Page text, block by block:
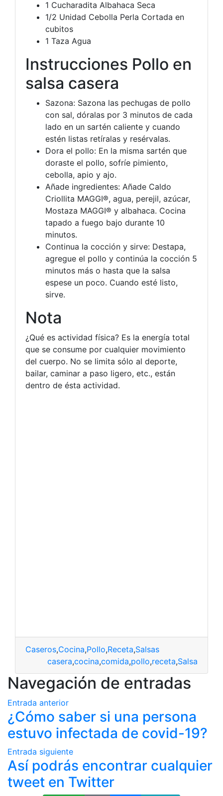
1 Cucharadita Albahaca Seca
1/2 Unidad Cebolla Perla Cortada en
cubitos
1 Taza Agua
Instrucciones Pollo en
salsa casera
Sazona: Sazona las pechugas de pollo
con sal, dóralas por 3 minutos de cada
lado en un sartén caliente y cuando
estén listas retíralas y resérvalas.
Dora el pollo: En la misma sartén que
doraste el pollo, sofríe pimiento,
cebolla, apio y ajo.
Añade ingredientes: Añade Caldo
Criollita MAGGI®, agua, perejil, azúcar,
Mostaza MAGGI® y albahaca. Cocina
tapado a fuego bajo durante 10
minutos.
Continua la cocción y sirve: Destapa,
agregue el pollo y continúa la cocción 5
minutos más o hasta que la salsa
espese un poco. Cuando esté listo,
sirve.
Nota
¿Qué es actividad física? Es la energía total
que se consume por cualquier movimiento
del cuerpo. No se limita sólo al deporte,
bailar, caminar a paso ligero, etc., están
dentro de ésta actividad.
Caseros,Cocina,Pollo,Receta,Salsas
casera,cocina,comida,pollo,receta,Salsa
Navegación de entradas
Entrada anterior
¿Cómo saber si una persona
estuvo infectada de covid-19?
Entrada siguiente
Así podrás encontrar cualquier
tweet en Twitter